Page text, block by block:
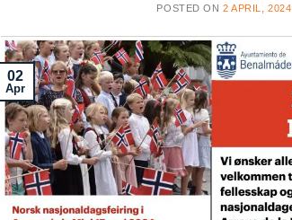
POSTED ON2 APRIL, 2024
02
Apr